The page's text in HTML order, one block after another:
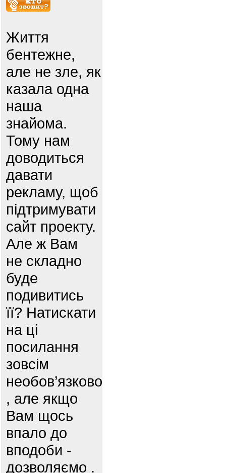
Життя
бентежне,
але не зле, як
казала одна
наша
знайома.
Тому нам
доводиться
давати
рекламу, щоб
підтримувати
сайт проекту.
Але ж Вам
не складно
буде
подивитись
її? Натискати
на ці
посилання
зовсім
необов’язково
, але якщо
Вам щось
впало до
вподоби -
дозволяємо .